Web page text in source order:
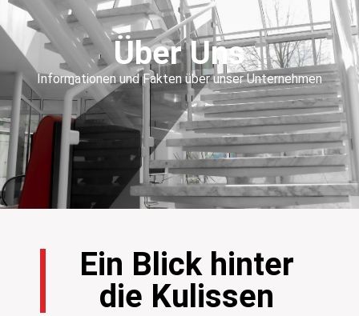
Über Uns
Informationen und Fakten über unser Unternehmen
Ein Blick hinter
die Kulissen